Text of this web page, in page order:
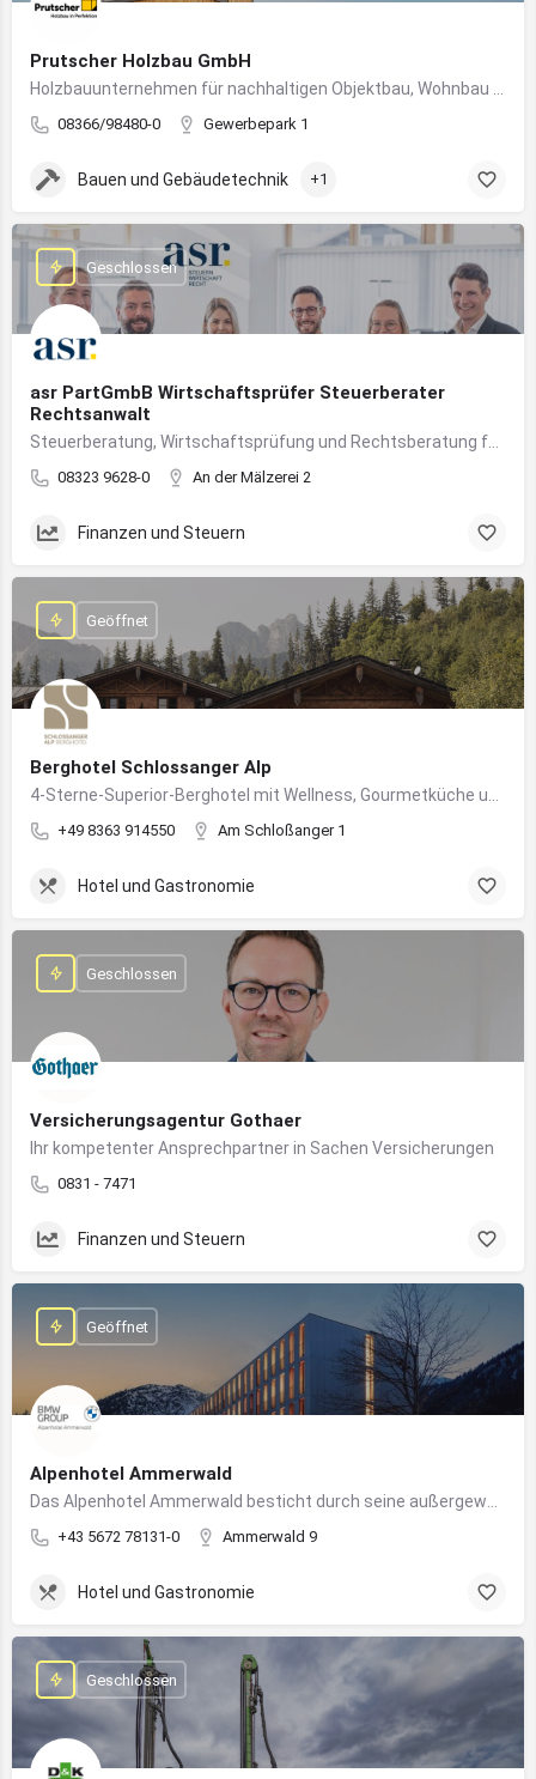
Prutscher Holzbau GmbH
08366/98480-0 Gewerbepark 1
Bauen und Gebäudetechnik +1
asr PartGmbB Wirtschaftsprüfer Steuerberater
Rechtsanwalt
08323 9628-0 An der Mälzerei 2
Geschlossen
Finanzen und Steuern
Berghotel Schlossanger Alp
+49 8363 914550 Am Schloßanger 1
Geöffnet
Hotel und Gastronomie
Versicherungsagentur Gothaer
Ihr kompetenter Ansprechpartner in Sachen Versicherungen
0831 - 7471
Geschlossen
Finanzen und Steuern
Alpenhotel Ammerwald
+43 5672 78131-0 Ammerwald 9
Geöffnet
Hotel und Gastronomie
Geschlossen